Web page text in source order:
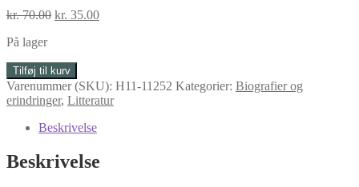
kr.70.00 Den
kr. 70.00.
kr. 35.00Den
På lager
Den
hvide
Due
Benny
antal
Tilføj til kurv
Varenummer (SKU): H11-11252 Kategorier: Biografier og
erindringer, Litteratur
Beskrivelse
Beskrivelse